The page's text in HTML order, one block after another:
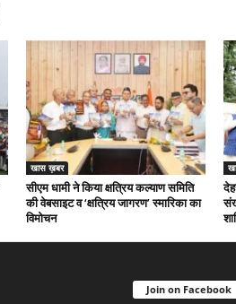
खास ख़बर
सीएम धामी ने किया क्षत्रिय कल्याण समिति
की वेबसाइट व ‘क्षत्रिय जागरण’ स्मारिका का
विमोचन
Join on Facebook